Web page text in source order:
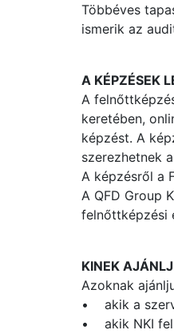
Többéves
ismerik az
A KÉPZÉSEK
A
keretében,
képzést. A
szerezhetnek
A képzésről a
A QFD Group
felnőttképzési
KINEK
Azoknak
• akik a
• akik NKI